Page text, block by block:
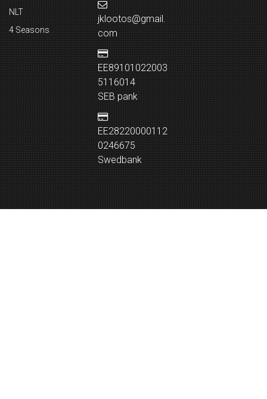
NLT
4 Seasons
jklootos@gmail.
com
EE89101022003
5116014
SEB pank
EE28220000112
0246675
Swedbank